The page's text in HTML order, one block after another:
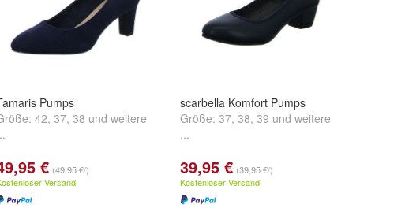
Pumps
42, 37, 38 und weitere
€ (49,95 €/)
Versand
scarbella Komfort Pumps
Größe: 37, 38, 39 und weitere
...
39,95 € (39,95 €/)
Kostenloser Versand